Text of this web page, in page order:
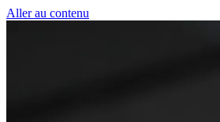
Aller au contenu
Panneau de gestion des cookies